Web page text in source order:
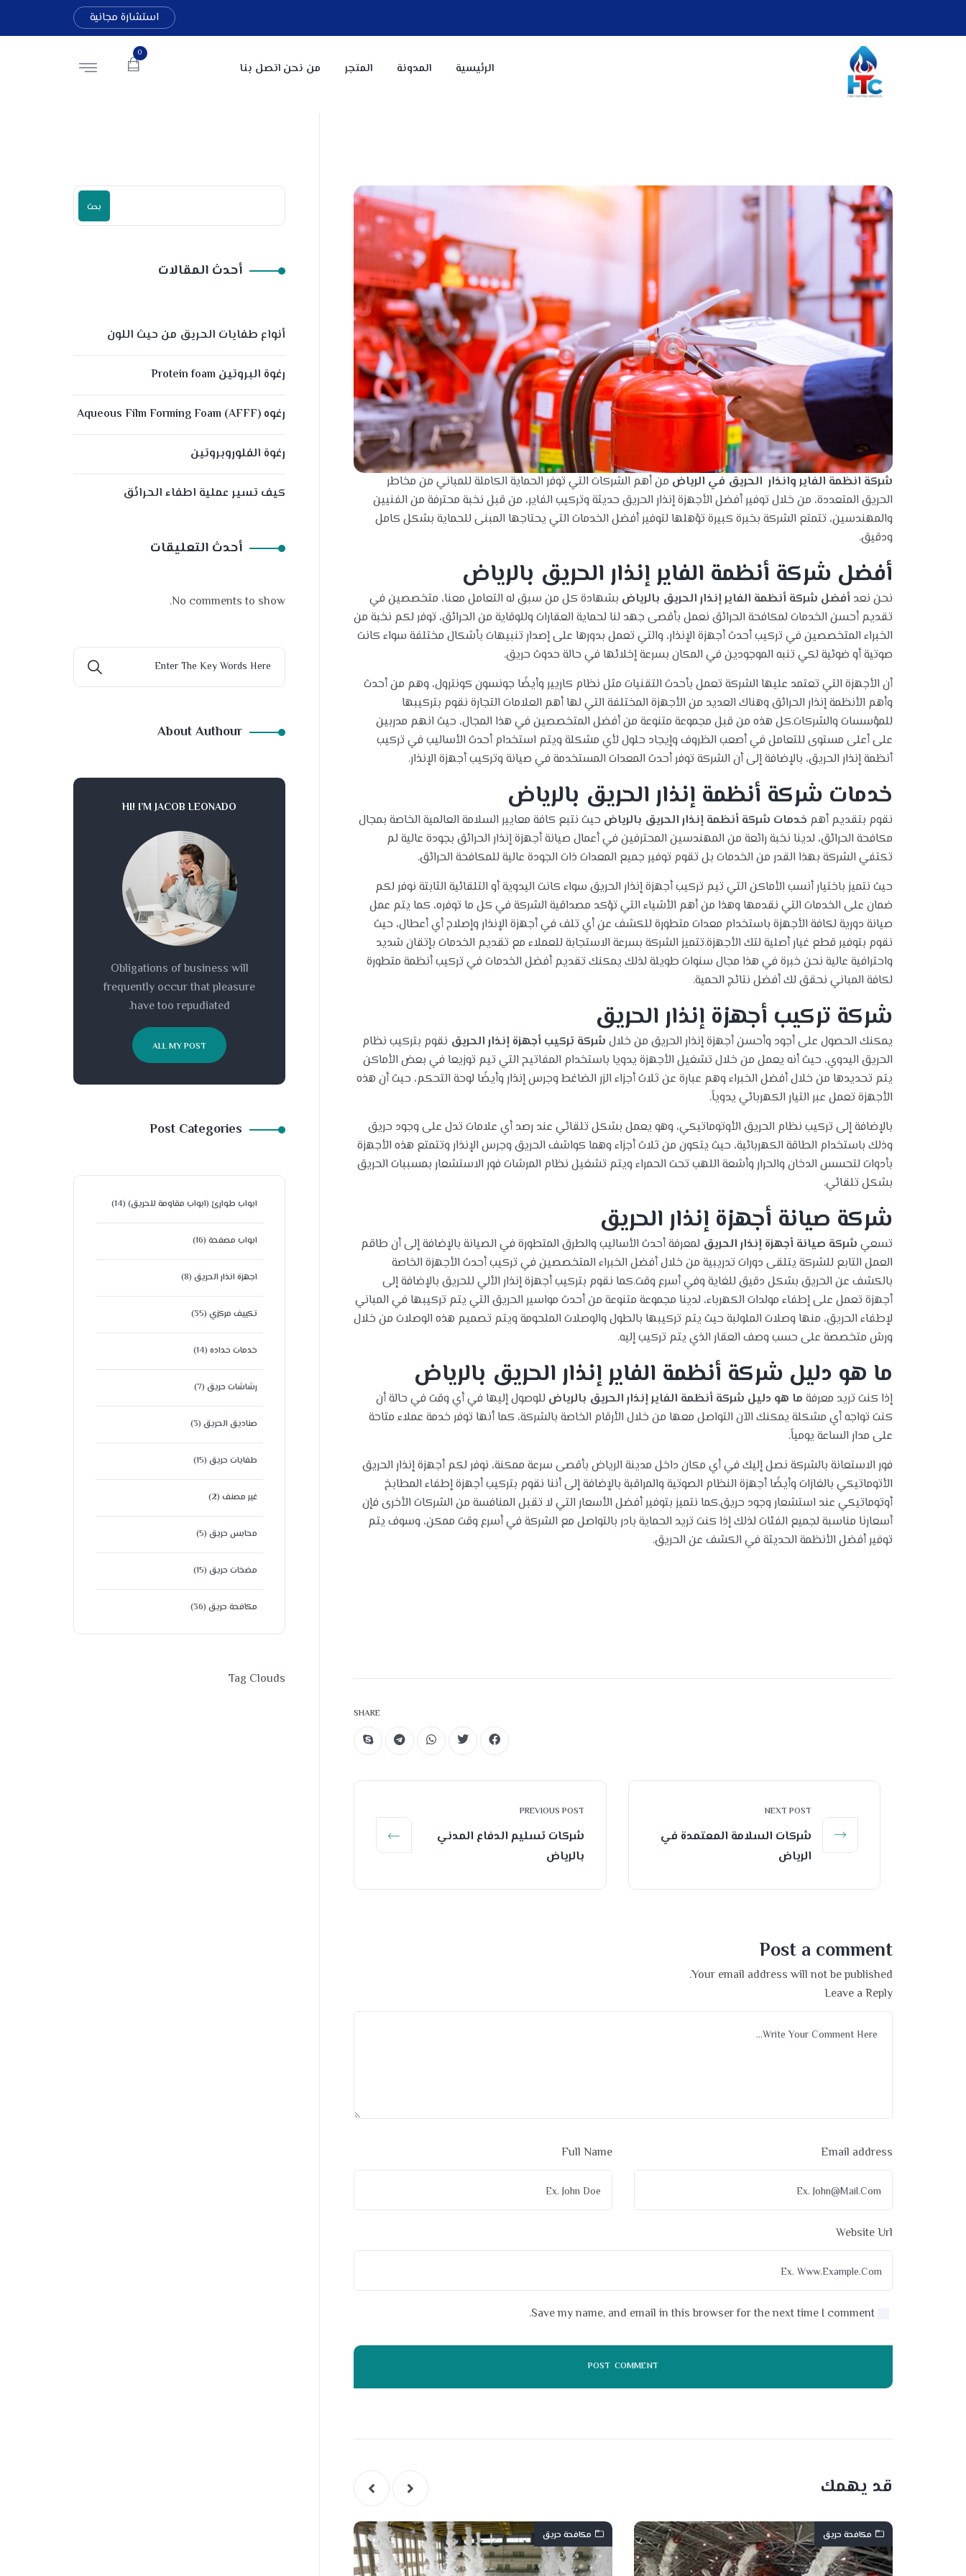
استشارة مجانية
الرئيسية المدونة المتجر من نحن اتصل بنا
0
شركة انظمة الفاير وانذار الحريق في الرياض من أهم الشركات التي توفر الحماية الكاملة للمباني من مخاطر
الحريق المتعددة، من خلال توفير أفضل الأجهزة إنذار الحريق حديثة وتركيب الفاير، من قبل نخبة محترفة من الفنيين
والمهندسين، تتمتع الشركة بخبرة كبيرة تؤهلها لتوفير أفضل الخدمات التي يحتاجها المبنى للحماية بشكل كامل
ودقيق.
أفضل شركة أنظمة الفاير إنذار الحريق بالرياض
نحن نعد أفضل شركة أنظمة الفاير إنذار الحريق بالرياض بشهادة كل من سبق له التعامل معنا، متخصصين في
تقديم أحسن الخدمات لمكافحة الحرائق نعمل بأقصى جهد لنا لحماية العقارات وللوقاية من الحرائق، توفر لكم نخبة من
الخبراء المتخصصين في تركيب أحدث أجهزة الإنذار، والتي تعمل بدورها على إصدار تنبيهات بأشكال مختلفة سواء كانت
صوتية أو ضوئية لكي تنبه الموجودين في المكان بسرعة إخلائها في حالة حدوث حريق.
أن الأجهزة التي تعتمد عليها الشركة تعمل بأحدث التقنيات مثل نظام كاريير وأيضًا جونسون كونترول، وهم من أحدث
وأهم الأنظمة إنذار الحرائق وهناك العديد من الأجهزة المختلفة التي لها أهم العلامات التجارة نقوم بتركيبها
للمؤسسات والشركات.كل هذه من قبل مجموعة متنوعة من أفضل المتخصصين في هذا المجال، حيث انهم مدربين
على أعلى مستوى للتعامل في أصعب الظروف وإيجاد حلول لأي مشكلة ويتم استخدام أحدث الأساليب في تركيب
أنظمة إنذار الحريق، بالإضافة إلى أن الشركة توفر أحدث المعدات المستخدمة في صيانة وتركيب أجهزة الإنذار.
خدمات شركة أنظمة إنذار الحريق بالرياض
نقوم بتقديم أهم خدمات شركة أنظمة إنذار الحريق بالرياض حيث نتبع كافة معايير السلامة العالمية الخاصة بمجال
مكافحة الحرائق، لدينا نخبة رائعة من المهندسين المحترفين في أعمال صيانة أجهزة إنذار الحرائق بجودة عالية لم
تكتفي الشركة بهذا القدر من الخدمات بل تقوم توفير جميع المعدات ذات الجودة عالية للمكافحة الحرائق.
حيث نتميز باختيار أنسب الأماكن التي تيم تركيب أجهزة إنذار الحريق سواء كانت اليدوية أو التلقائية الثابتة نوفر لكم
ضمان على الخدمات التي نقدمها وهذا من أهم الأشياء التي تؤكد مصداقية الشركة في كل ما توفره، كما يتم عمل
صيانة دورية لكافة الأجهزة باستخدام معدات متطورة للكشف عن أي تلف في أجهزة الإنذار وإصلاح أي أعطال، حيث
نقوم بتوفير قطع غيار أصلية لتك الأجهزة.تتميز الشركة بسرعة الاستجابة للعملاء مع تقديم الخدمات بإتقان شديد
واحترافية عالية نحن خبرة في هذا مجال سنوات طويلة لذلك يمكنك تقديم أفضل الخدمات في تركيب أنظمة متطورة
لكافة المباني نحقق لك أفضل نتائج الحمية.
شركة تركيب أجهزة إنذار الحريق
يمكنك الحصول على أجود وأحسن أجهزة إنذار الحريق من خلال شركة تركيب أجهزة إنذار الحريق نقوم بتركيب نظام
الحريق اليدوي، حيث أنه يعمل من خلال تشغيل الأجهزة يدويا باستخدام المفاتيح التي تيم توزيعا في بعض الأماكن
يتم تحديدها من خلال أفضل الخبراء وهم عبارة عن ثلاث أجزاء الزر الضاغط وجرس إنذار وأيضًا لوحة التحكم، حيث أن هذه
الأجهزة تعمل عبر التيار الكهربائي يدوياً.
بالإضافة إلى تركيب نظام الحريق الأوتوماتيكي، وهو يعمل بشكل تلقائي عند رصد أي علامات تدل على وجود حريق
وذلك باستخدام الطاقة الكهربائية، حيث يتكون من ثلاث أجزاء وهما كواشف الحريق وجرس الإنذار وتتمتع هذه الأجهزة
بأدوات لتحسس الدخان والحرار وأشعة اللهب تحت الحمراء ويتم تشغيل نظام المرشات فور الاستشعار بمسببات الحريق
بشكل تلقائي.
شركة صيانة أجهزة إنذار الحريق
تسعي شركة صيانة أجهزة إنذار الحريق لمعرفة أحدث الأساليب والطرق المتطورة في الصيانة بالإضافة إلى أن طاقم
العمل التابع للشركة يتلقى دورات تدريبية من خلال أفضل الخبراء المتخصصين في تركيب أحدث الأجهزة الخاصة
بالكشف عن الحريق بشكل دقيق للغاية وفي أسرع وقت.كما نقوم بتركيب أجهزة إنذار الألي للحريق بالإضافة إلى
أجهزة تعمل على إطفاء مولدات الكهرباء، لدينا مجموعة متنوعة من أحدث مواسير الحريق التي يتم تركيبها في المباني
لإطفاء الحريق، منها وصلات الملولبة حيث يتم تركيبها بالطول والوصلات الملحومة ويتم تصميم هذه الوصلات من خلال
ورش متخصصة على حسب وصف العقار الذي يتم تركيب إليه.
ما هو دليل شركة أنظمة الفاير إنذار الحريق بالرياض
إذا كنت تريد معرفة ما هو دليل شركة أنظمة الفاير إنذار الحريق بالرياض للوصول إليها في أي وقت في حالة أن
كنت تواجه أي مشكلة يمكنك الآن التواصل معها من خلال الأرقام الخاصة بالشركة، كما أنها توفر خدمة عملاء متاحة
على مدار الساعة يومياً.
فور الاستعانة بالشركة نصل إليك في أي مكان داخل مدينة الرياض بأقصى سرعة ممكنة، نوفر لكم أجهزة إنذار الحريق
الأتوماتيكي بالغازات وأيضًا أجهزة النظام الصوتية والمراقبة بالإضافة إلى أننا نقوم بتركيب أجهزة إطفاء المطابخ
أوتوماتيكي عند استشعار وجود حريق.كما نتميز بتوفير أفضل الأسعار التي لا تقبل المنافسة من الشركات الأخرى فإن
أسعارنا مناسبة لجميع الفئات لذلك إذا كنت تريد الحماية بادر بالتواصل مع الشركة في أسرع وقت ممكن، وسوف يتم
توفير أفضل الأنظمة الحديثة في الكشف عن الحريق.
SHARE
PREVIOUS POST
شركات تسليم الدفاع المدني
بالرياض
NEXT POST
شركات السلامة المعتمدة في
الرياض
Post a comment
Your email address will not be published.
Leave a Reply
Full Name Email address
Website Url
Save my name, and email in this browser for the next time I comment.
قد يهمك
مكافحة حريق مكافحة حريق
بحث
أحدث المقالات
أنواع طفايات الحريق من حيث اللون
رغوة البروتين Protein foam
رغوه (Aqueous Film Forming Foam (AFFF
رغوة الفلوروبروتين
كيف تسير عملية اطفاء الحرائق
أحدث التعليقات
No comments to show.
About Authour
HI! I’M JACOB LEONADO
Obligations of business will
frequently occur that pleasure
have too repudiated.
ALL MY POST
Post Categories
ابواب طوارئ (ابواب مقاومة للحريق) (14)
ابواب مصفحة (16)
اجهزة انذار الحريق (8)
تكييف مركزي (35)
خدمات حداده (14)
رشاشات حريق (7)
صناديق الحريق (3)
طفايات حريق (15)
غير مصنف (2)
محابس حريق (5)
مضخات حريق (15)
مكافحة حريق (36)
Tag Clouds